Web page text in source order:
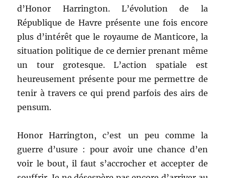
d’Honor Harrington. L’évolution de la
République de Havre présente une fois encore
plus d’intérêt que le royaume de Manticore, la
situation politique de ce dernier prenant même
un tour grotesque. L’action spatiale est
heureusement présente pour me permettre de
tenir à travers ce qui prend parfois des airs de
pensum.
Honor Harrington, c’est un peu comme la
guerre d’usure : pour avoir une chance d’en
voir le bout, il faut s’accrocher et accepter de